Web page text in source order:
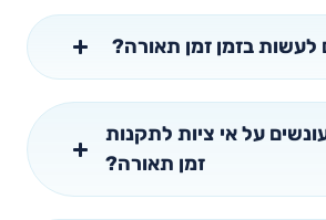
לעשות בזמן זמן תאורה?
על אי ציות לתקנות
זמן תאורה?